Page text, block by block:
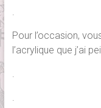
.
Pour l’occasion,
l’acrylique que j’ai
.
.